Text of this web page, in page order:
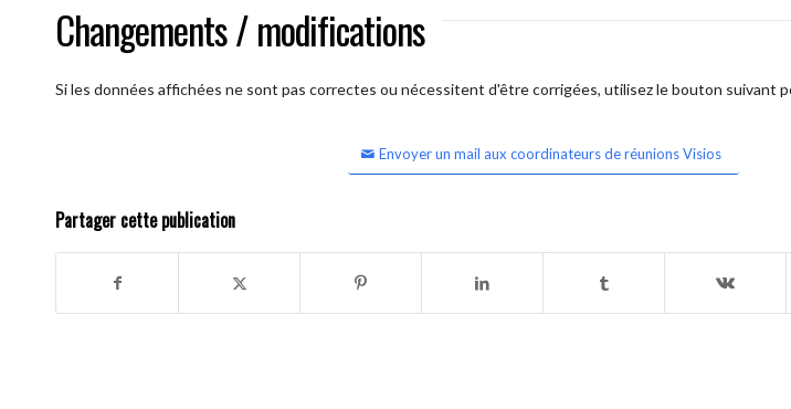
Changements / modifications
Si les données affichées ne sont pas correctes ou nécessitent d'être corrigées, utilisez le bouton suivant
Envoyer un mail aux coordinateurs de réunions Visios
Partager cette publication